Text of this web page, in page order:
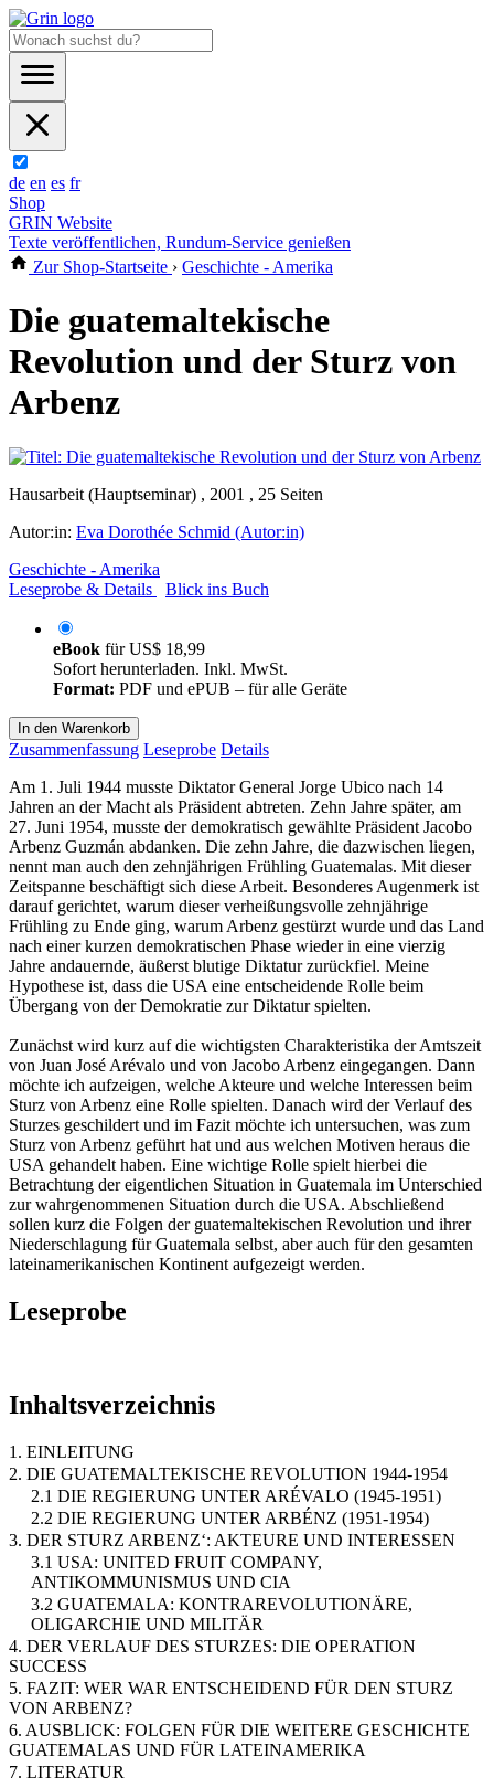
de en es fr
Shop
GRIN Website
Texte veröffentlichen, Rundum-Service genießen
Zur Shop-Startseite › Geschichte - Amerika
Die guatemaltekische
Revolution und der Sturz von
Arbenz
Hausarbeit (Hauptseminar) , 2001 , 25 Seiten
Autor:in: Eva Dorothée Schmid (Autor:in)
Geschichte - Amerika
Leseprobe & Details
Blick ins Buch
eBook fürUS$ 18,99
Sofort herunterladen. Inkl. MwSt.
Format: PDF und ePUB – für alle Geräte
In den Warenkorb
Zusammenfassung Leseprobe Details
Am 1. Juli 1944 musste Diktator General Jorge Ubico nach 14
Jahren an der Macht als Präsident abtreten. Zehn Jahre später, am
27. Juni 1954, musste der demokratisch gewählte Präsident Jacobo
Arbenz Guzmán abdanken. Die zehn Jahre, die dazwischen liegen,
nennt man auch den zehnjährigen Frühling Guatemalas. Mit dieser
Zeitspanne beschäftigt sich diese Arbeit. Besonderes Augenmerk ist
darauf gerichtet, warum dieser verheißungsvolle zehnjährige
Frühling zu Ende ging, warum Arbenz gestürzt wurde und das Land
nach einer kurzen demokratischen Phase wieder in eine vierzig
Jahre andauernde, äußerst blutige Diktatur zurückfiel. Meine
Hypothese ist, dass die USA eine entscheidende Rolle beim
Übergang von der Demokratie zur Diktatur spielten.
Zunächst wird kurz auf die wichtigsten Charakteristika der Amtszeit
von Juan José Arévalo und von Jacobo Arbenz eingegangen. Dann
möchte ich aufzeigen, welche Akteure und welche Interessen beim
Sturz von Arbenz eine Rolle spielten. Danach wird der Verlauf des
Sturzes geschildert und im Fazit möchte ich untersuchen, was zum
Sturz von Arbenz geführt hat und aus welchen Motiven heraus die
USA gehandelt haben. Eine wichtige Rolle spielt hierbei die
Betrachtung der eigentlichen Situation in Guatemala im Unterschied
zur wahrgenommenen Situation durch die USA. Abschließend
sollen kurz die Folgen der guatemaltekischen Revolution und ihrer
Niederschlagung für Guatemala selbst, aber auch für den gesamten
lateinamerikanischen Kontinent aufgezeigt werden.
Leseprobe
Inhaltsverzeichnis
1. EINLEITUNG
2. DIE GUATEMALTEKISCHE REVOLUTION 1944-1954
2.1 DIE REGIERUNG UNTER ARÉVALO (1945-1951)
2.2 DIE REGIERUNG UNTER ARBÉNZ (1951-1954)
3. DER STURZ ARBENZ‘: AKTEURE UND INTERESSEN
3.1 USA: UNITED FRUIT COMPANY,
ANTIKOMMUNISMUS UND CIA
3.2 GUATEMALA: KONTRAREVOLUTIONÄRE,
OLIGARCHIE UND MILITÄR
4. DER VERLAUF DES STURZES: DIE OPERATION
SUCCESS
5. FAZIT: WER WAR ENTSCHEIDEND FÜR DEN STURZ
VON ARBENZ?
6. AUSBLICK: FOLGEN FÜR DIE WEITERE GESCHICHTE
GUATEMALAS UND FÜR LATEINAMERIKA
7. LITERATUR